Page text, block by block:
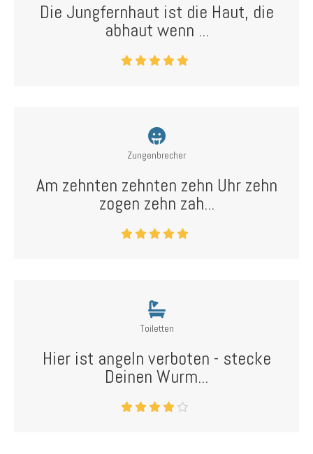
Die Jungfernhaut ist die Haut, die
abhaut wenn ...
Zungenbrecher
Am zehnten zehnten zehn Uhr zehn
zogen zehn zah...
Toiletten
Hier ist angeln verboten - stecke
Deinen Wurm...